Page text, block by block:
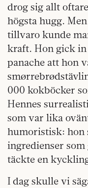
drog sig allt
högsta hugg.
tillvaro kunde
kraft. Hon gick in
panache att hon
000 kokböcker
Hennes
som var lika
humoristisk: hon
ingredienser
täckte en
I dag skulle vi